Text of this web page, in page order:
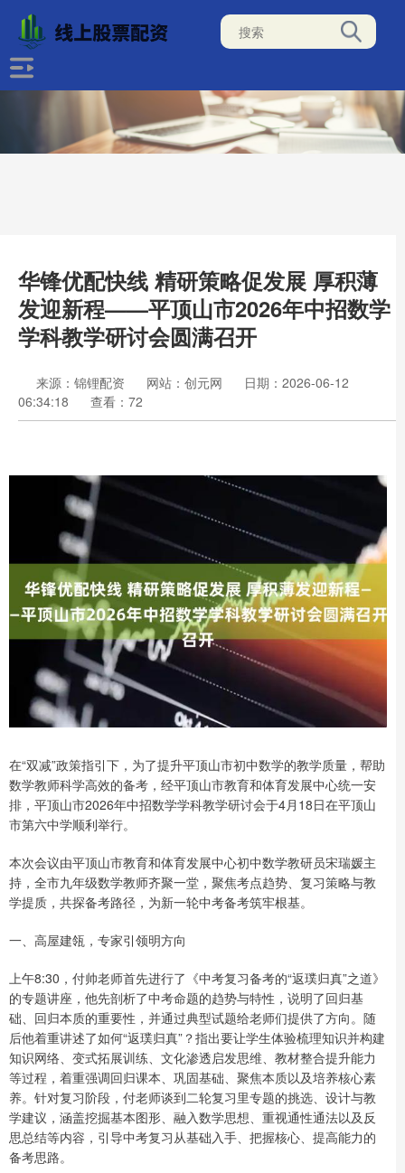
华锋优配快线 精研策略促发展 厚积薄
发迎新程——平顶山市2026年中招数学
学科教学研讨会圆满召开
来源：锦锂配资 网站：创元网
日期：2026-06-12
06:34:18
查看：72
在“双减”政策指引下，为了提升平顶山市初中数学的教学质量，帮助
数学教师科学高效的备考，经平顶山市教育和体育发展中心统一安
排，平顶山市2026年中招数学学科教学研讨会于4月18日在平顶山
市第六中学顺利举行。
本次会议由平顶山市教育和体育发展中心初中数学教研员宋瑞媛主
持，全市九年级数学教师齐聚一堂，聚焦考点趋势、复习策略与教
学提质，共探备考路径，为新一轮中考备考筑牢根基。
一、高屋建瓴，专家引领明方向
上午8:30，付帅老师首先进行了《中考复习备考的“返璞归真”之道》
的专题讲座，他先剖析了中考命题的趋势与特性，说明了回归基
础、回归本质的重要性，并通过典型试题给老师们提供了方向。随
后他着重讲述了如何“返璞归真”？指出要让学生体验梳理知识并构建
知识网络、变式拓展训练、文化渗透启发思维、教材整合提升能力
等过程，着重强调回归课本、巩固基础、聚焦本质以及培养核心素
养。针对复习阶段，付老师谈到二轮复习里专题的挑选、设计与教
学建议，涵盖挖掘基本图形、融入数学思想、重视通性通法以及反
思总结等内容，引导中考复习从基础入手、把握核心、提高能力的
备考思路。